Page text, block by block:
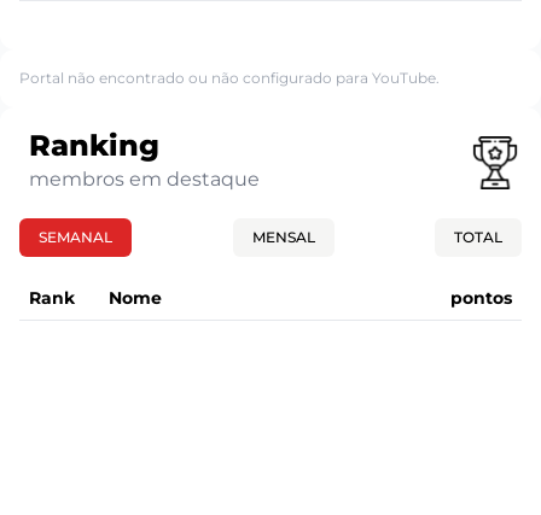
Portal não encontrado ou não configurado para YouTube.
Ranking
membros em destaque
SEMANAL MENSAL TOTAL
Rank Nome pontos